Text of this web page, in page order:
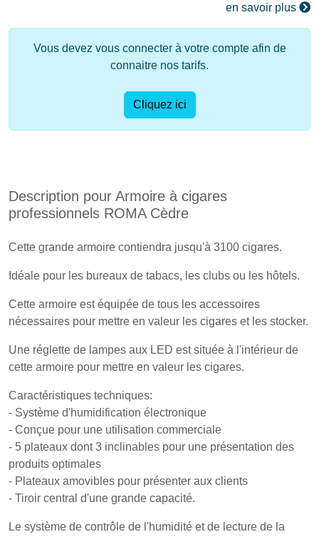
en savoir plus
Vous devez vous connecter à votre compte afin de
connaitre nos tarifs.
Cliquez ici
Description pour Armoire à cigares
professionnels ROMA Cèdre
Cette grande armoire contiendra jusqu'à 3100 cigares.
Idéale pour les bureaux de tabacs, les clubs ou les hôtels.
Cette armoire est équipée de tous les accessoires
nécessaires pour mettre en valeur les cigares et les stocker.
Une réglette de lampes aux LED est située à l'intérieur de
cette armoire pour mettre en valeur les cigares.
Caractéristiques techniques:
- Système d'humidification électronique
- Conçue pour une utilisation commerciale
- 5 plateaux dont 3 inclinables pour une présentation des
produits optimales
- Plateaux amovibles pour présenter aux clients
- Tiroir central d'une grande capacité.
Le système de contrôle de l'humidité et de lecture de la